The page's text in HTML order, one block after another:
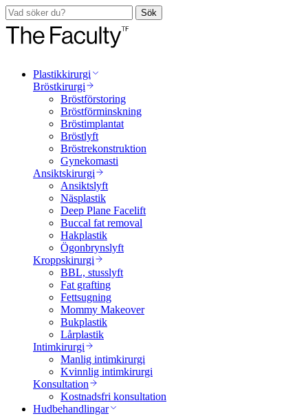
Sök
Plastikkirurgi
Bröstkirurgi
Bröstförstoring
Bröstförminskning
Bröstimplantat
Bröstlyft
Bröstrekonstruktion
Gynekomasti
Ansiktskirurgi
Ansiktslyft
Näsplastik
Deep Plane Facelift
Buccal fat removal
Hakplastik
Ögonbrynslyft
Kroppskirurgi
BBL, stusslyft
Fat grafting
Fettsugning
Mommy Makeover
Bukplastik
Lårplastik
Intimkirurgi
Manlig intimkirurgi
Kvinnlig intimkirurgi
Konsultation
Kostnadsfri konsultation
Hudbehandlingar